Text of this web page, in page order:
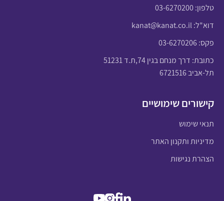
טלפון:03-6270200
דוא"ל:kanat@kanat.co.il
פקס: 03-6270206
כתובת: דרך מנחם בגין 74,ת.ד 51231
תל-אביב 6721516
קישורים שימושיים
תנאי שימוש
מדיניות ותקנון האתר
הצהרת נגישות